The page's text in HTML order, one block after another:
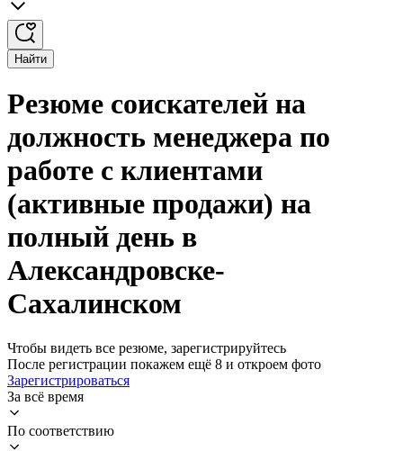
Найти
Резюме соискателей на
должность менеджера по
работе с клиентами
(активные продажи) на
полный день в
Александровске-
Сахалинском
Чтобы видеть все резюме, зарегистрируйтесь
После регистрации покажем ещё 8 и откроем фото
Зарегистрироваться
За всё время
По соответствию